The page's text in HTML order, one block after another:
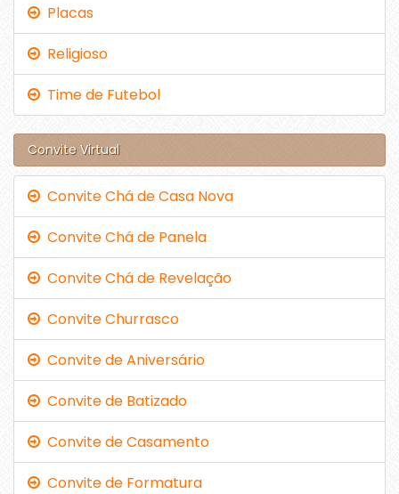
Placas
Religioso
Time de Futebol
Convite Virtual
Convite Chá de Casa Nova
Convite Chá de Panela
Convite Chá de Revelação
Convite Churrasco
Convite de Aniversário
Convite de Batizado
Convite de Casamento
Convite de Formatura